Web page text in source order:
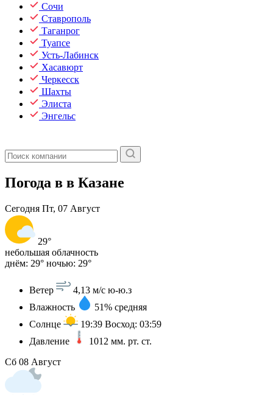
Сочи
Ставрополь
Таганрог
Туапсе
Усть-Лабинск
Хасавюрт
Черкесск
Шахты
Элиста
Энгельс
Погода в в Казане
Сегодня Пт, 07 Август
29°
небольшая облачность
днём: 29° ночью: 29°
Ветер 4,13 м/с ю-ю.з
Влажность
51% средняя
Солнце
19:39 Восход: 03:59
Давление
1012 мм. рт. ст.
Сб 08 Август